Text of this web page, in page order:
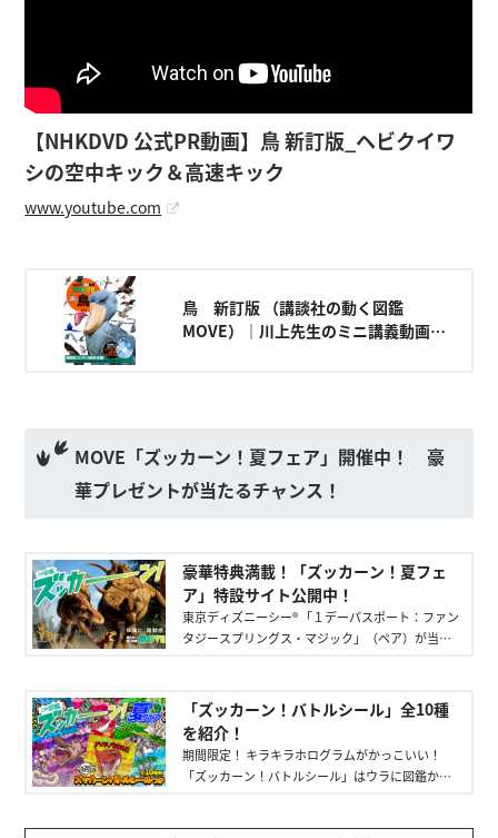
【NHKDVD 公式PR動画】鳥 新訂版_ヘビクイワ
シの空中キック＆高速キック
www.youtube.com
鳥 新訂版 （講談社の動く図鑑
MOVE）｜川上先生のミニ講義動画公
MOVE「ズッカーン！夏フェア」開催中！ 豪
華プレゼントが当たるチャンス！
豪華特典満載！「ズッカーン！夏フェ
ア」特設サイト公開中！
東京ディズニーシー®︎ 「１デーパスポート：ファン
タジースプリングス・マジック」（ペア）が当た
「ズッカーン！バトルシール」全10種
を紹介！
期間限定！ キラキラホログラムがかっこいい！
「ズッカーン！バトルシール」はウラに図鑑から